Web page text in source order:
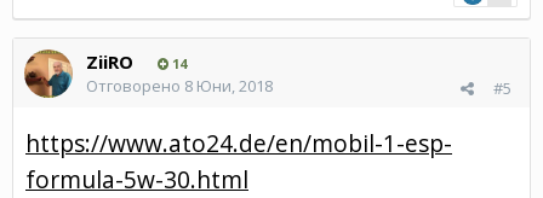
ZiiRO 14
#5
Отговорено 8 Юни, 2018
https://www.ato24.de/en/mobil-1-esp-
formula-5w-30.html